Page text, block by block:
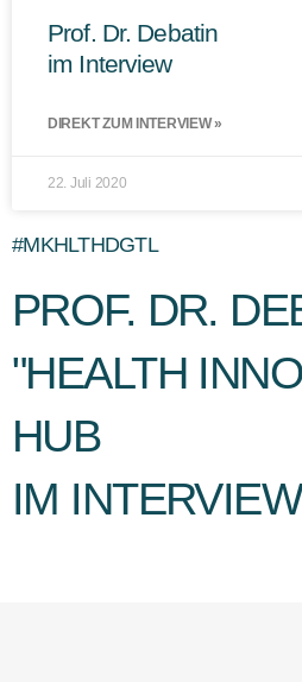
Prof. Dr. Debatin
im Interview
DIREKT ZUM INTERVIEW »
22. Juli 2020
#MKHLTHDGTL
PROF. DR.
"HEALTH
HUB
IM INTERVIEW